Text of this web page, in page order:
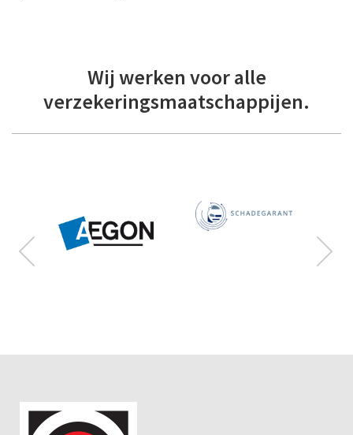
Wij werken voor alle
verzekeringsmaatschappijen.